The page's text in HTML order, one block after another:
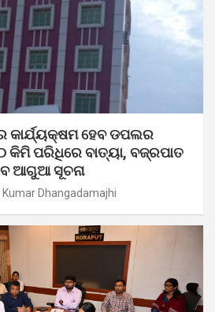
କାର୍ଯ୍ୟକ୍ଷମ ହେବ ଡପଲର
କିମି ପରିଧିରେ ବାତ୍ୟା, ବଜ୍ରପାତ
ଆଗୁଆ ସୂଚନା
Kumar Dhangadamajhi